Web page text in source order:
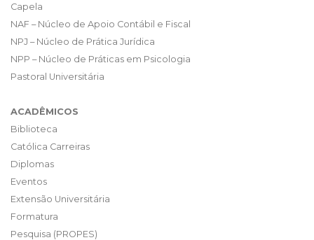
Capela
NAF – Núcleo de Apoio Contábil e Fiscal
NPJ – Núcleo de Prática Jurídica
NPP – Núcleo de Práticas em Psicologia
Pastoral Universitária
ACADÊMICOS
Biblioteca
Católica Carreiras
Diplomas
Eventos
Extensão Universitária
Formatura
Pesquisa (PROPES)